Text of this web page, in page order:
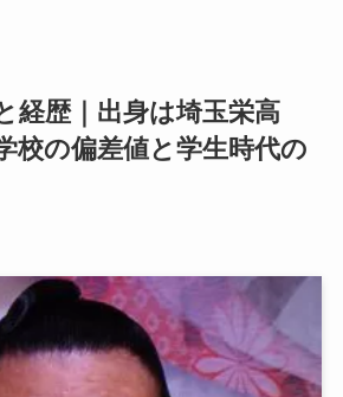
経歴｜出身は埼玉栄高
校の偏差値と学生時代の